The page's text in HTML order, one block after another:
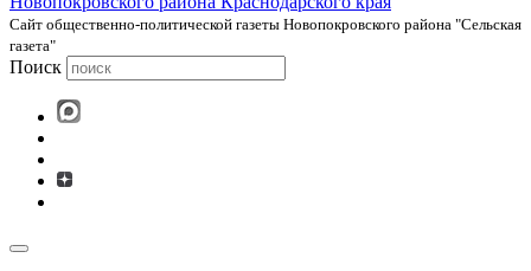
Cайт общественно-политической газеты Новопокровского района "Сельская
газета"
Поиск